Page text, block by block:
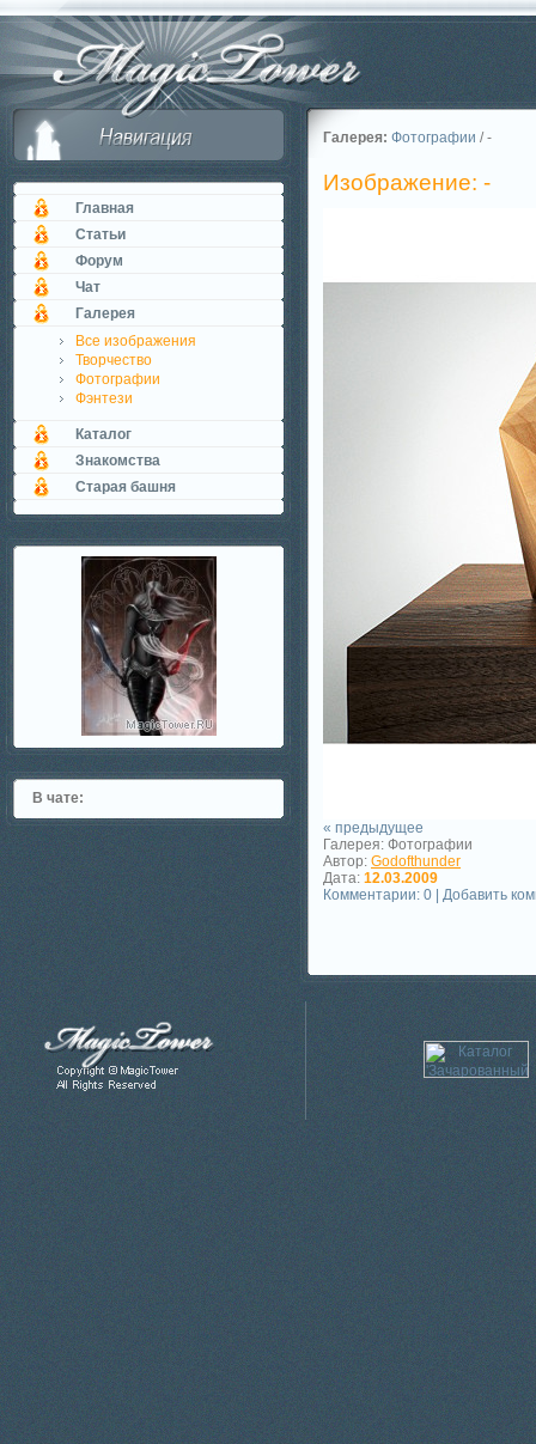
Главная
Статьи
Форум
Чат
Галерея
Все изображения
Творчество
Фотографии
Фэнтези
Каталог
Знакомства
Старая башня
В чате:
Галерея: Фотографии / -
Изображение: -
« предыдущее
Галерея: Фотографии
Автор: Godofthunder
Дата: 12.03.2009
Комментарии: 0 | Добавить